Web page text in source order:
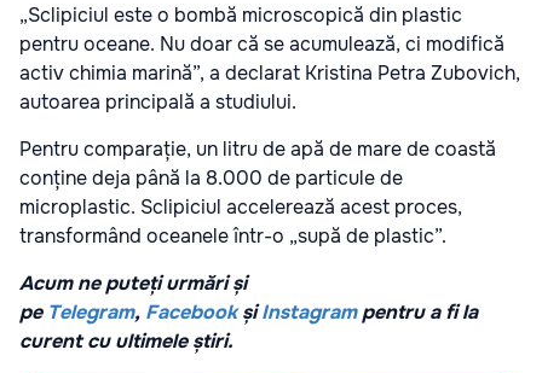
„Sclipiciul este o bombă microscopică din plastic
pentru oceane. Nu doar că se acumulează, ci modifică
activ chimia marină”, a declarat Kristina Petra Zubovich,
autoarea principală a studiului.
Pentru comparație, un litru de apă de mare de coastă
conține deja până la 8.000 de particule de
microplastic. Sclipiciul accelerează acest proces,
transformând oceanele într-o „supă de plastic”.
Acum ne puteți urmări și
pe Telegram, Facebook șiInstagrampentru a fi la
curent cu ultimele știri.